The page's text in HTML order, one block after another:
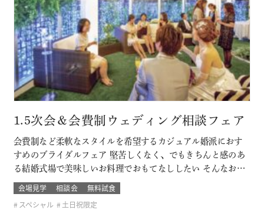
1.5次会＆会費制ウェディング相談フェア
会費制など柔軟なスタイルを希望するカジュアル婚派におす
すめのブライダルフェア 堅苦しくなく、でもきちんと感のあ
る結婚式場で美味しいお料理でおもてなししたい そんなおふ
たりに必見です！ このフェアに含まれるコンテンツ
会場見学 相談会
無料試食
スペシャル
土日祝限定